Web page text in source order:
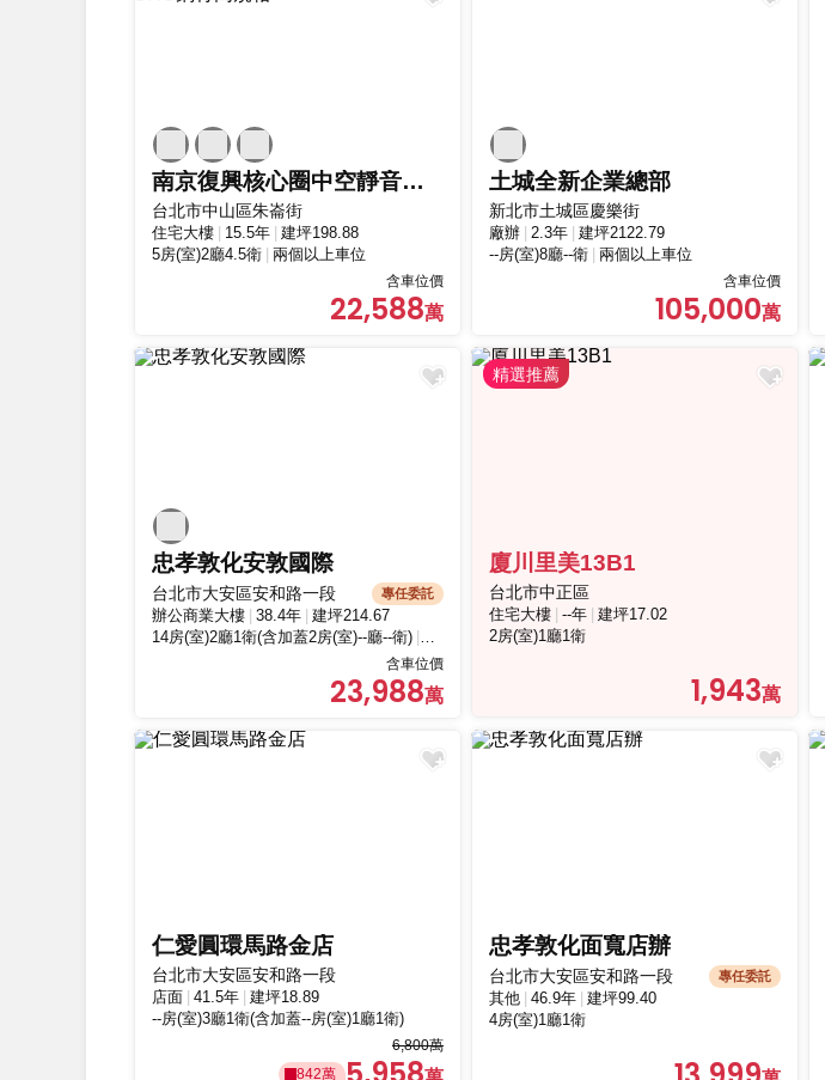
南京復興核心圈中空靜音樓板與SRC鋼骨高規格
台北市中山區朱崙街
住宅大樓 15.5年 建坪198.88
5房(室)2廳4.5衛 兩個以上車位
含車位價
22,588
土城全新企業總部
新北市土城區慶樂街
廠辦 2.3年 建坪2122.79
--房(室)8廳--衛 兩個以上車位
含車位價
105,000
忠孝敦化安敦國際
台北市大安區安和路一段 專任委託
辦公商業大樓 38.4年 建坪214.67
14房(室)2廳1衛(含加蓋2房(室)--廳--衛)
兩個以上車位
含車位價
23,988
廈川里美13B1
台北市中正區
住宅大樓 --年 建坪17.02
2房(室)1廳1衛
1,943
仁愛圓環馬路金店
台北市大安區安和路一段
店面 41.5年 建坪18.89
--房(室)3廳1衛(含加蓋--房(室)1廳1衛)
6,800萬
842萬
忠孝敦化面寬店辦
台北市大安區安和路一段 專任委託
其他 46.9年 建坪99.40
4房(室)1廳1衛